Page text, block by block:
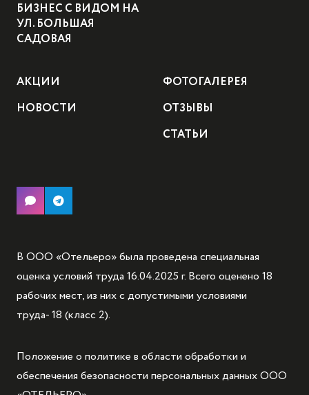
БИЗНЕС С ВИДОМ НА
УЛ. БОЛЬШАЯ
САДОВАЯ
АКЦИИ
НОВОСТИ
ФОТОГАЛЕРЕЯ
ОТЗЫВЫ
СТАТЬИ
В ООО «Отельеро» была проведена специальная
оценка условий труда 16.04.2025 г. Всего оценено 18
рабочих мест, из них с допустимыми условиями
труда- 18 (класс 2).
Положение о политике в области обработки и
обеспечения безопасности персональных данных ООО